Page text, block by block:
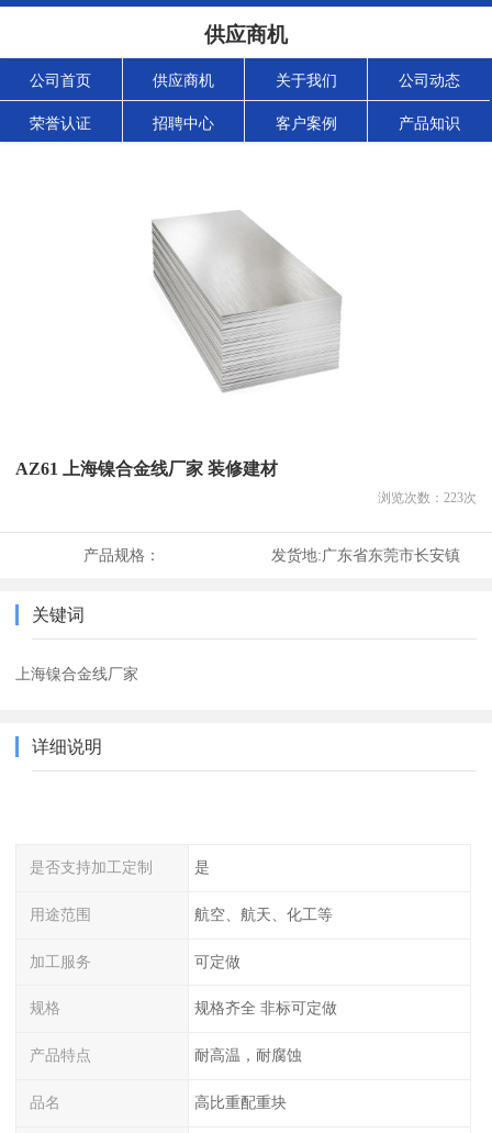
供应商机
公司首页 供应商机 关于我们 公司动态
荣誉认证 招聘中心 客户案例 产品知识
AZ61 上海镍合金线厂家 装修建材
浏览次数： 223次
产品规格： 发货地:广东省东莞市长安镇
关键词
上海镍合金线厂家
详细说明
是否支持加工定制 是
用途范围 航空、航天、化工等
加工服务 可定做
规格 规格齐全 非标可定做
产品特点 耐高温，耐腐蚀
品名 高比重配重块